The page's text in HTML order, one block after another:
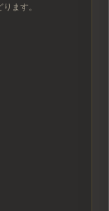
ます。